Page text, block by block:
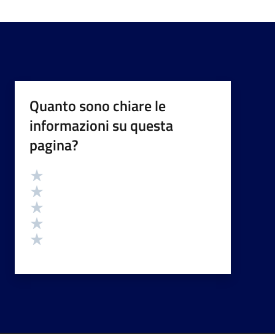
Quanto sono chiare le
informazioni su questa
pagina?
Valutazione